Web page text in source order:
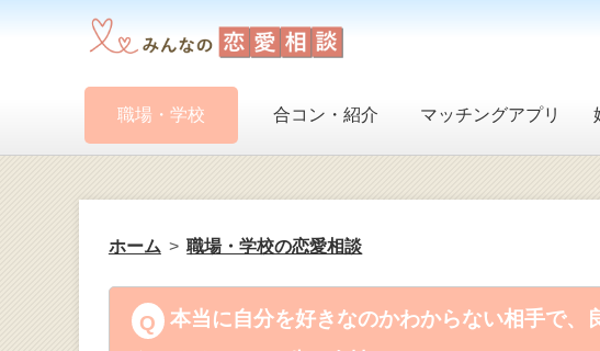
職場・学校 合コン・紹介 マッチングアプリ
ホーム 職場・学校の恋愛相談
本当に自分を好きなのかわからない相手で